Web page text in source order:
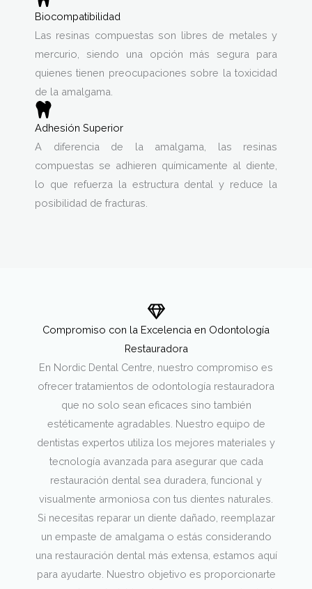
Biocompatibilidad
Las resinas compuestas son libres de metales y
mercurio, siendo una opción más segura para
quienes tienen preocupaciones sobre la toxicidad
de la amalgama.
Adhesión Superior
A diferencia de la amalgama, las resinas
compuestas se adhieren químicamente al diente,
lo que refuerza la estructura dental y reduce la
posibilidad de fracturas.
Compromiso con la Excelencia en Odontología
Restauradora
En Nordic Dental Centre, nuestro compromiso es
ofrecer tratamientos de odontología restauradora
que no solo sean eficaces sino también
estéticamente agradables. Nuestro equipo de
dentistas expertos utiliza los mejores materiales y
tecnología avanzada para asegurar que cada
restauración dental sea duradera, funcional y
visualmente armoniosa con tus dientes naturales.
Si necesitas reparar un diente dañado, reemplazar
un empaste de amalgama o estás considerando
una restauración dental más extensa, estamos aquí
para ayudarte. Nuestro objetivo es proporcionarte